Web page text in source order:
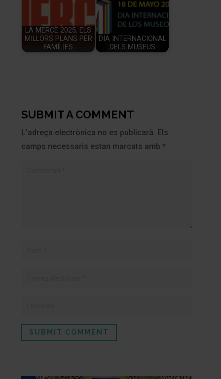
LA MERCÈ 2025, ELS
MILLORS PLANS PER
FAMÍLIES
DIA INTERNACIONAL
DELS MUSEUS
SUBMIT A COMMENT
L'adreça electrònica no es publicarà. Els
camps necessaris estan marcats amb*